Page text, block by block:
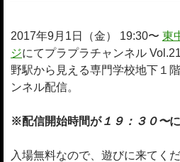
2017年9月1日（金） 19:30〜 東
ジにてプラプラチャンネル
野駅から見える専門学校地下１
ンネル配信。
※配信開始時間が１９：３０〜
入場無料なので、遊びに来てくだ